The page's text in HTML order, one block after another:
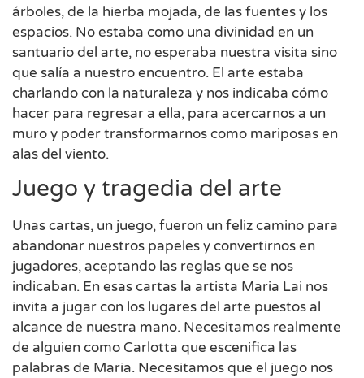
árboles, de la hierba mojada, de las fuentes y los
espacios. No estaba como una divinidad en un
santuario del arte, no esperaba nuestra visita sino
que salía a nuestro encuentro. El arte estaba
charlando con la naturaleza y nos indicaba cómo
hacer para regresar a ella, para acercarnos a un
muro y poder transformarnos como mariposas en
alas del viento.
Juego y tragedia del arte
Unas cartas, un juego, fueron un feliz camino para
abandonar nuestros papeles y convertirnos en
jugadores, aceptando las reglas que se nos
indicaban. En esas cartas la artista Maria Lai nos
invita a jugar con los lugares del arte puestos al
alcance de nuestra mano. Necesitamos realmente
de alguien como Carlotta que escenifica las
palabras de Maria. Necesitamos que el juego nos